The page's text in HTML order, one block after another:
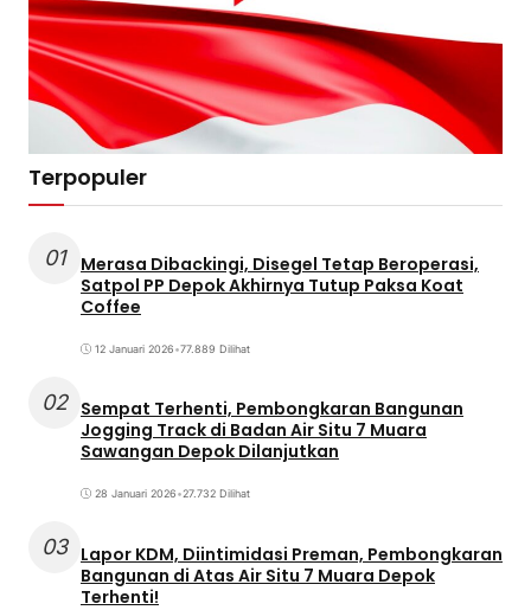
Terpopuler
01
Merasa Dibackingi, Disegel Tetap Beroperasi,
Satpol PP Depok Akhirnya Tutup Paksa Koat
Coffee
12 Januari 2026•77.889 Dilihat
02 Sempat Terhenti, Pembongkaran Bangunan
Jogging Track di Badan Air Situ 7 Muara
Sawangan Depok Dilanjutkan
28 Januari 2026•27.732 Dilihat
03 Lapor KDM, Diintimidasi Preman, Pembongkaran
Bangunan di Atas Air Situ 7 Muara Depok
Terhenti!